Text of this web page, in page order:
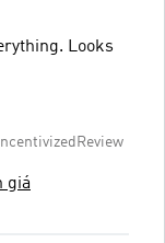
Looks
giá